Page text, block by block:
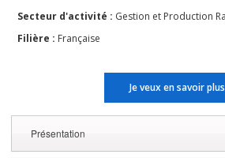
Secteur d'activité : Gestion et Production
Filière : Française
Je veux en savoir plus
Présentation